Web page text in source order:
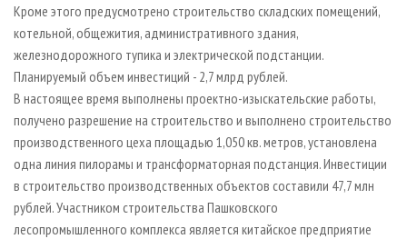
Кроме этого предусмотрено строительство складских помещений,
котельной, общежития, административного здания,
железнодорожного тупика и электрической подстанции.
Планируемый объем инвестиций - 2,7 млрд рублей.
В настоящее время выполнены проектно-изыскательские работы,
получено разрешение на строительство и выполнено строительство
производственного цеха площадью 1,050 кв. метров, установлена
одна линия пилорамы и трансформаторная подстанция. Инвестиции
в строительство производственных объектов составили 47,7 млн
рублей. Участником строительства Пашковского
лесопромышленного комплекса является китайское предприятие